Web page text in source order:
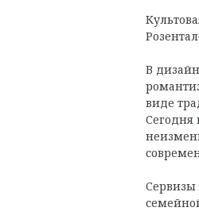
В
виде
Сегодня
Сервизы